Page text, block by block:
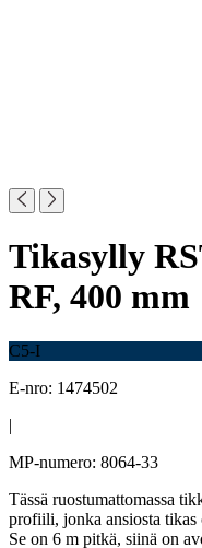
Tikasylly
RF, 400 mm
C5-I
E-nro: 1474502
|
MP-numero: 8064-33
Tässä ruostumattomassa
profiili, jonka ansiosta
Se on 6 m pitkä, siinä on